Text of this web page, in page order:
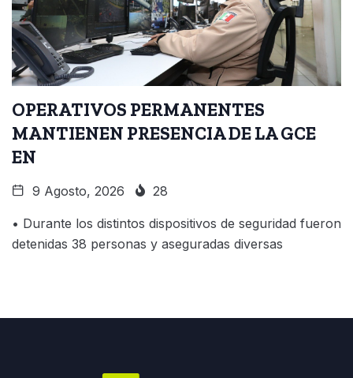
OPERATIVOS PERMANENTES
MANTIENEN PRESENCIA DE LA GCE
EN
9 Agosto, 2026 28
• Durante los distintos dispositivos de seguridad fueron
detenidas 38 personas y aseguradas diversas